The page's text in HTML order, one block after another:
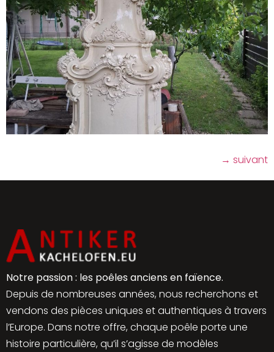
→ suivant
Notre passion : les poêles anciens en faïence.
Depuis de nombreuses années, nous recherchons et
vendons des pièces uniques et authentiques à travers
l’Europe. Dans notre offre, chaque poêle porte une
histoire particulière, qu’il s’agisse de modèles